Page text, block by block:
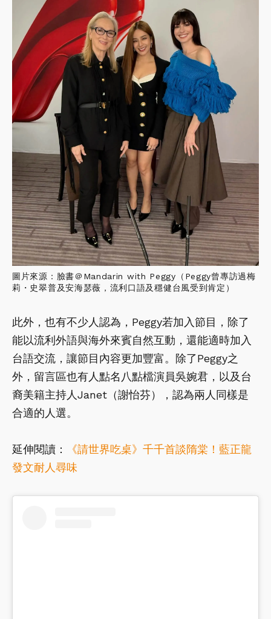
圖片來源：臉書＠Mandarin with Peggy（Peggy曾專訪過梅
莉・史翠普及安海瑟薇，流利口語及穩健台風受到肯定）
此外，也有不少人認為，Peggy若加入節目，除了
能以流利外語與海外來賓自然互動，還能適時加入
台語交流，讓節目內容更加豐富。除了Peggy之
外，留言區也有人點名八點檔演員吳婉君，以及台
裔美籍主持人Janet（謝怡芬），認為兩人同樣是
合適的人選。
延伸閱讀：
《請世界吃桌》千千首談隋棠！藍正龍
發文耐人尋味